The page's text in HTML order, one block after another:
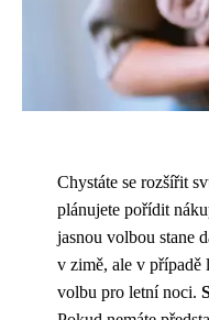
Chystáte se rozšířit
plánujete pořídit
jasnou volbou stane
v zimě, ale v
volbu pro letní noci.